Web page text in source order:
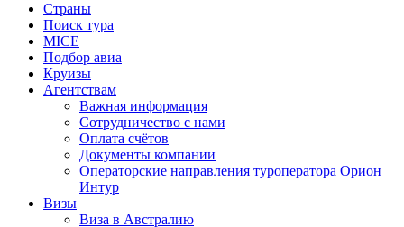
Страны
Поиск тура
MICE
Подбор авиа
Круизы
Агентствам
Важная информация
Сотрудничество с нами
Оплата счётов
Документы компании
Операторские направления туроператора Орион
Интур
Визы
Виза в Австралию